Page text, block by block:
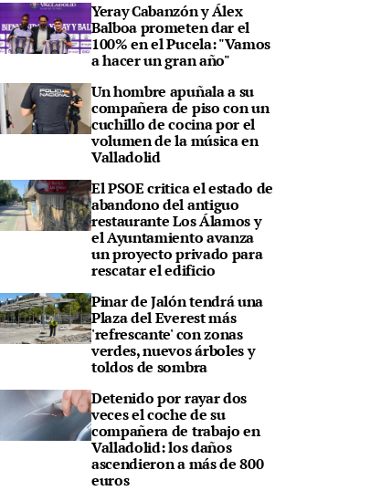
Yeray Cabanzón y Álex
Balboa prometen dar el
100% en el Pucela: "Vamos
a hacer un gran año"
Un hombre apuñala a su
compañera de piso con un
cuchillo de cocina por el
volumen de la música en
Valladolid
El PSOE critica el estado de
abandono del antiguo
restaurante Los Álamos y
el Ayuntamiento avanza
un proyecto privado para
rescatar el edificio
Pinar de Jalón tendrá una
Plaza del Everest más
'refrescante' con zonas
verdes, nuevos árboles y
toldos de sombra
Detenido por rayar dos
veces el coche de su
compañera de trabajo en
Valladolid: los daños
ascendieron a más de 800
euros